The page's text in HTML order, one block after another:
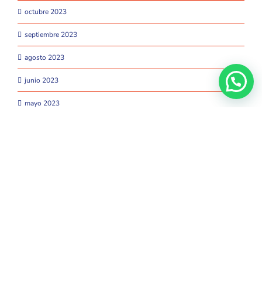
octubre 2023
septiembre 2023
agosto 2023
junio 2023
mayo 2023